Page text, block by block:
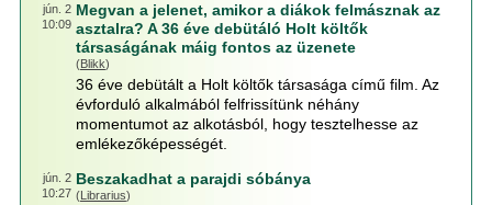
jún. 2
10:09
Megvan a jelenet, amikor a diákok felmásznak az
asztalra? A 36 éve debütáló Holt költők
társaságának máig fontos az üzenete
(Blikk)
36 éve debütált a Holt költők társasága című film. Az
évforduló alkalmából felfrissítünk néhány
momentumot az alkotásból, hogy tesztelhesse az
emlékezőképességét.
jún. 2
10:27
Beszakadhat a parajdi sóbánya
(Librarius)